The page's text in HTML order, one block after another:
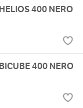
400 NERO
400 NERO